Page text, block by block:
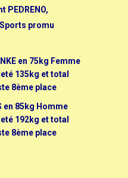
PEDRENO,
promu
en 75kg Femme
135kg et total
8ème place
en 85kg Homme
192kg et total
8ème place